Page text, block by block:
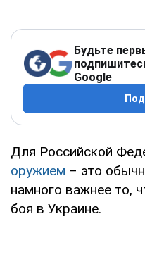
Будьте
Google
Для Российской
оружием – это
намного важнее то,
боя в Украине.